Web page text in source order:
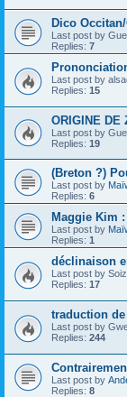
Dico
Last post by
Replies: 7
Last post by
Replies: 15
ORIGINE DE
Last post by
Replies: 19
(Breton ?)
Last post by
Replies: 6
Maggie Kim
Last post by
Replies: 1
déclinaison
Last post by
Replies: 17
traduction
Last post by
Replies: 244
Last post by
Replies: 8